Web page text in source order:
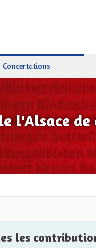
Concertations
l'Alsace de
les